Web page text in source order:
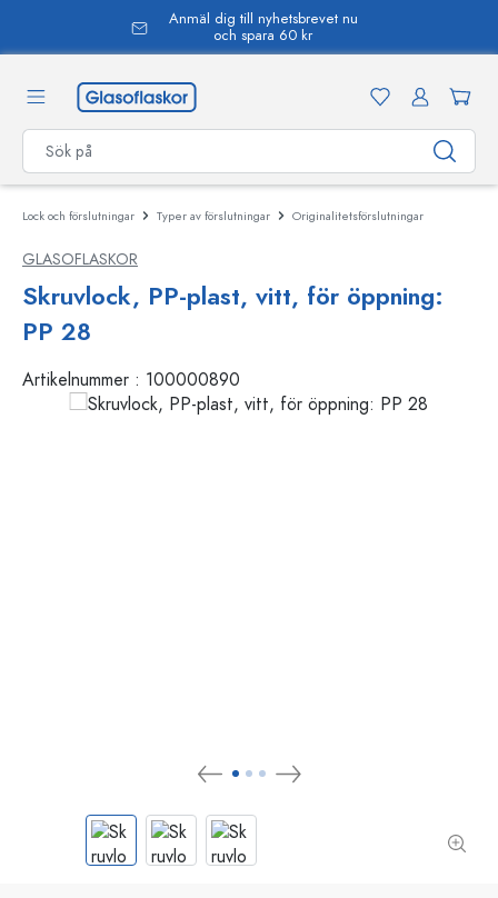
Anmäl dig till nyhetsbrevet nu
och spara 60 kr
Lock och förslutningar Typer av förslutningar Originalitetsförslutningar
GLASOFLASKOR
Skruvlock, PP-plast, vitt, för öppning:
PP 28
Artikelnummer : 100000890